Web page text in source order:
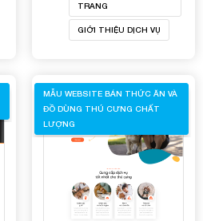
TRANG
GIỚI THIỆU DỊCH VỤ
MẪU WEBSITE BÁN THỨC ĂN VÀ
ĐỒ DÙNG THÚ CƯNG CHẤT
LƯỢNG